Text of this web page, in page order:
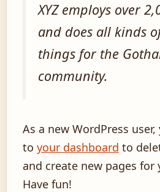
XYZ employs over
and does all kinds
things for the
community.
As a new WordPress
to your dashboard to
and create new pages for
Have fun!